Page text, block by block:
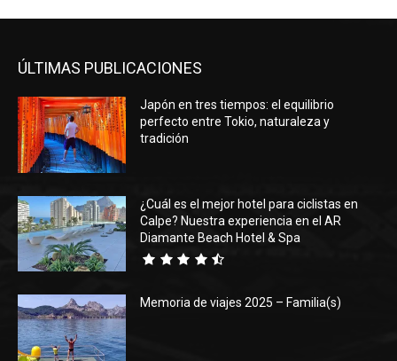
ÚLTIMAS PUBLICACIONES
Japón en tres tiempos: el equilibrio
perfecto entre Tokio, naturaleza y
tradición
¿Cuál es el mejor hotel para ciclistas en
Calpe? Nuestra experiencia en el AR
Diamante Beach Hotel & Spa
Memoria de viajes 2025 – Familia(s)